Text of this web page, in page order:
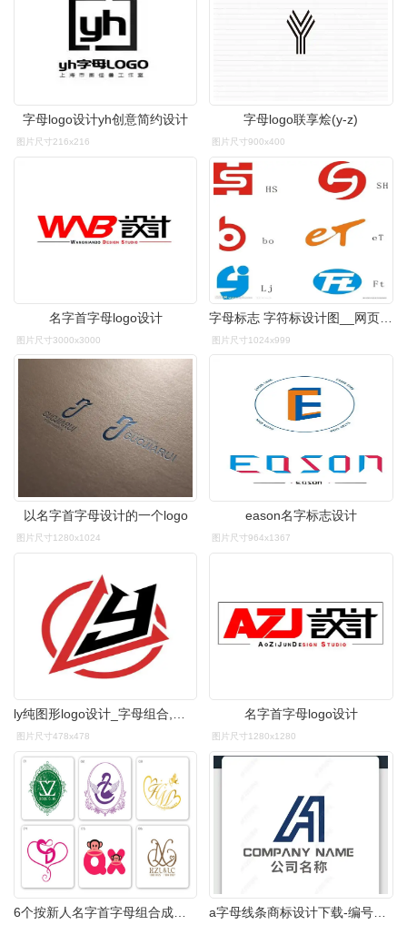
字母logo设计yh创意简约设计
图片尺寸216x216
字母logo联享烩(y-z)
图片尺寸900x400
名字首字母logo设计
图片尺寸3000x3000 图片尺寸1024x999
以名字首字母设计的一个logo
图片尺寸1280x1024
eason名字标志设计
图片尺寸964x1367
图片尺寸478x478
名字首字母logo设计
图片尺寸1280x1280